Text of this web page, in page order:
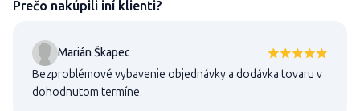
Prečo nakúpili iní klienti?
Marián Škapec
Bezproblémové vybavenie objednávky a dodávka tovaru v
dohodnutom termíne.